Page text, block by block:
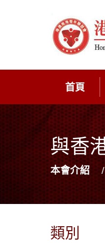
首頁
與香
本會介紹
類別